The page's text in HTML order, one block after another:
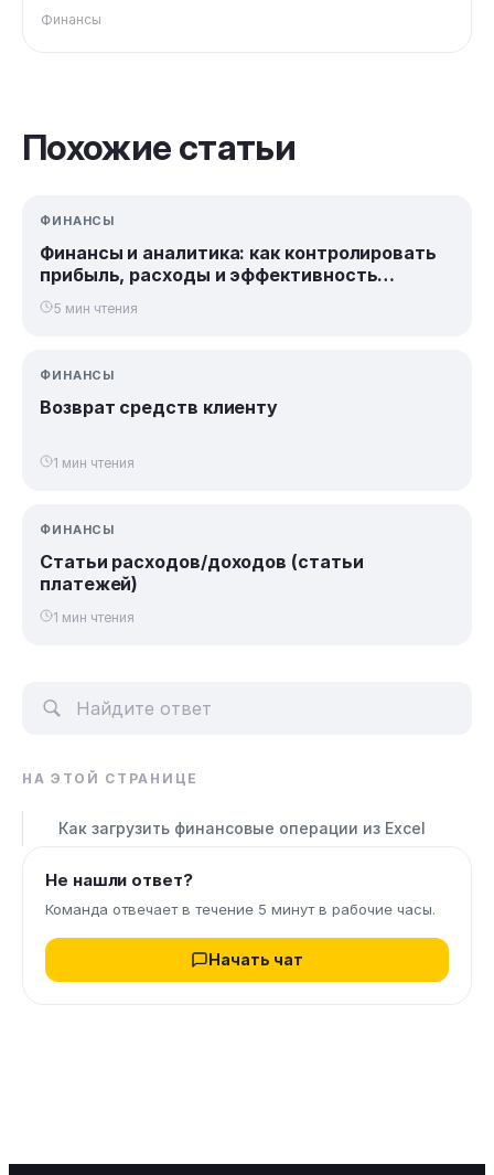
Финансы
Похожие статьи
ФИНАНСЫ
Финансы и аналитика: как контролировать
прибыль, расходы и эффективность
бизнеса
5 мин чтения
ФИНАНСЫ
Возврат средств клиенту
1 мин чтения
ФИНАНСЫ
Статьи расходов/доходов (статьи
платежей)
1 мин чтения
НА ЭТОЙ СТРАНИЦЕ
Как загрузить финансовые операции из Excel
Не нашли ответ?
Команда отвечает в течение 5 минут в рабочие часы.
Начать чат